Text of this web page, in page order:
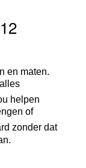
en maten.
helpen
of
zonder dat